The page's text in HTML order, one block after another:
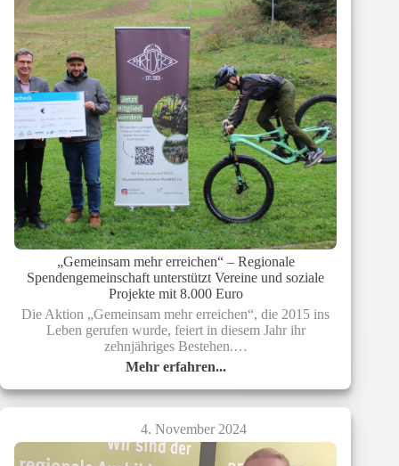
„Gemeinsam mehr erreichen“ – Regionale
Spendengemeinschaft unterstützt Vereine und soziale
Projekte mit 8.000 Euro
Die Aktion „Gemeinsam mehr erreichen“, die 2015 ins
Leben gerufen wurde, feiert in diesem Jahr ihr
zehnjähriges Bestehen.…
Mehr erfahren...
„Gemeinsam
mehr
erreichen“
Regionale
Spendengemeinschaft
4. November 2024